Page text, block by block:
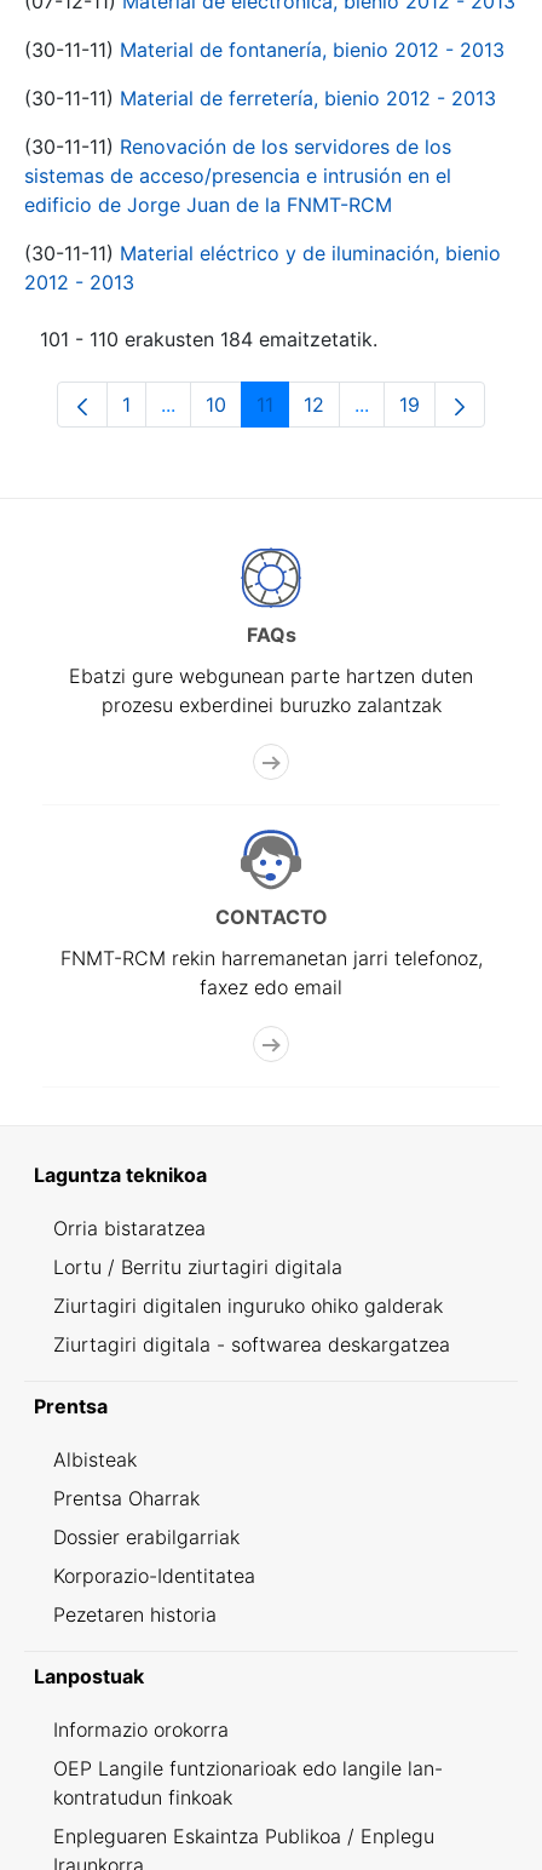
(30-11-11) Material de fontanería, bienio 2012 - 2013
(30-11-11) Material de ferretería, bienio 2012 - 2013
(30-11-11) Renovación de los servidores de los
sistemas de acceso/presencia e intrusión en el
edificio de Jorge Juan de la FNMT-RCM
(30-11-11) Material eléctrico y de iluminación, bienio
2012 - 2013
101 - 110 erakusten 184 emaitzetatik.
Orrialdea
1 ...Intermediate Pages Use TAB to navigate.
Orrialdea
10 Orrialdea
11 Orrialdea
12 ...Intermediate
Orrialdea
19
FAQs
Ebatzi gure webgunean parte hartzen duten
prozesu exberdinei buruzko zalantzak
CONTACTO
FNMT-RCM rekin harremanetan jarri telefonoz,
faxez edo email
Laguntza teknikoa
Orria bistaratzea
Lortu / Berritu ziurtagiri digitala
Ziurtagiri digitalen inguruko ohiko galderak
Ziurtagiri digitala - softwarea deskargatzea
Prentsa
Albisteak
Prentsa Oharrak
Dossier erabilgarriak
Korporazio-Identitatea
Pezetaren historia
Lanpostuak
Informazio orokorra
OEP Langile funtzionarioak edo langile lan-
kontratudun finkoak
Enpleguaren Eskaintza Publikoa / Enplegu
Iraunkorra